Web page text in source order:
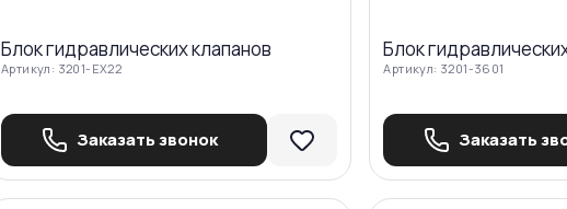
Блок гидравлических клапанов
Артикул: 3201-EX22
Заказать звонок
Блок
Артикул: 3201-3601
Заказать